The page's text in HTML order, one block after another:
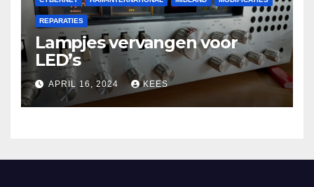
REPARATIES
Lampjes vervangen voor
LED’s
APRIL 16, 2024 KEES